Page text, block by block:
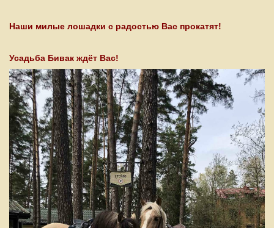
Наши милые лошадки с радостью Вас прокатят!
Усадьба Бивак ждёт Вас!